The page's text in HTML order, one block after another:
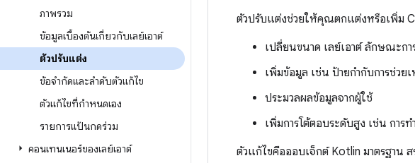
ภาพรวม
ข้อมูลเบื้องต้นเกี่ยวกับเลย์เอาต์
ตัวปรับแต่ง
ข้อจำกัดและลำดับตัวแก้ไข
ตัวแก้ไขที่กำหนดเอง
รายการแป้นกดร่วม
คอนเทนเนอร์ของเลย์เอาต์
ตัวปรับแต่งช่วยให้คุณตกแต่งหรือเพิ่ม
เปลี่ยนขนาด เลย์เอาต์ ลักษณะก
เพิ่มข้อมูล เช่น ป้ายกำกับการช่วย
ประมวลผลข้อมูลจากผู้ใช้
เพิ่มการโต้ตอบระดับสูง เช่น การ
ตัวแก้ไขคือออบเจ็กต์ Kotlin มาตรฐาน